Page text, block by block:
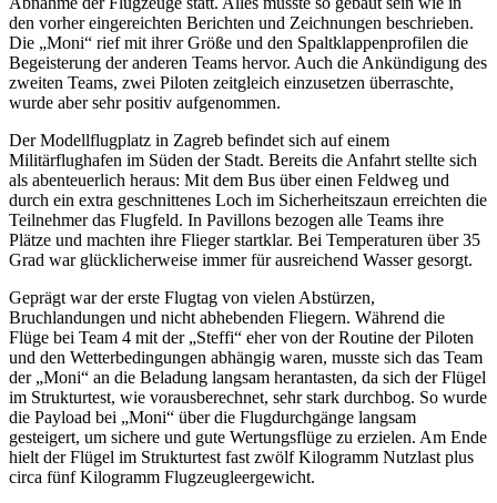
den vorher eingereichten Berichten und Zeichnungen beschrieben.
Die „Moni“ rief mit ihrer Größe und den Spaltklappenprofilen die
Begeisterung der anderen Teams hervor. Auch die Ankündigung des
zweiten Teams, zwei Piloten zeitgleich einzusetzen überraschte,
wurde aber sehr positiv aufgenommen.
Der Modellflugplatz in Zagreb befindet sich auf einem
Militärflughafen im Süden der Stadt. Bereits die Anfahrt stellte sich
als abenteuerlich heraus: Mit dem Bus über einen Feldweg und
durch ein extra geschnittenes Loch im Sicherheitszaun erreichten die
Teilnehmer das Flugfeld. In Pavillons bezogen alle Teams ihre
Plätze und machten ihre Flieger startklar. Bei Temperaturen über 35
Grad war glücklicherweise immer für ausreichend Wasser gesorgt.
Geprägt war der erste Flugtag von vielen Abstürzen,
Bruchlandungen und nicht abhebenden Fliegern. Während die
Flüge bei Team 4 mit der „Steffi“ eher von der Routine der Piloten
und den Wetterbedingungen abhängig waren, musste sich das Team
der „Moni“ an die Beladung langsam herantasten, da sich der Flügel
im Strukturtest, wie vorausberechnet, sehr stark durchbog. So wurde
die Payload bei „Moni“ über die Flugdurchgänge langsam
gesteigert, um sichere und gute Wertungsflüge zu erzielen. Am Ende
hielt der Flügel im Strukturtest fast zwölf Kilogramm Nutzlast plus
circa fünf Kilogramm Flugzeugleergewicht.